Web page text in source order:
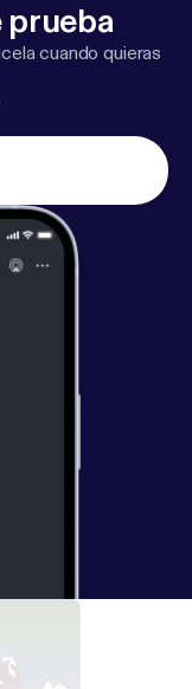
show/7hBH9
].
prueba
cuando quieras